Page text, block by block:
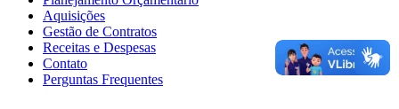
Aquisições
Gestão de Contratos
Receitas e Despesas
Contato
Perguntas Frequentes